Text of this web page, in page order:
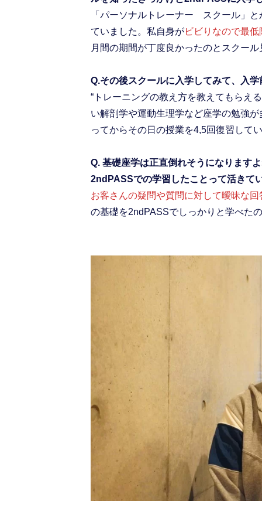
「パーソナルトレーナー スクール」
ていました。私自身がビビりなので最
月間の期間が丁度良かったのとスクー
Q.その後スクールに入学してみて、入
“トレーニングの教え方を教えてもらえ
い解剖学や運動生理学など座学の勉強
ってからその日の授業を4,5回復習して
Q. 基礎座学は正直倒れそうになります
2ndPASSでの学習したことって活きて
お客さんの疑問や質問に対して曖昧な
の基礎を2ndPASSでしっかりと学べた